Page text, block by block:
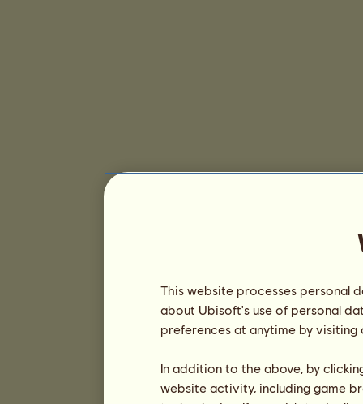
This website processes personal
about Ubisoft's use of personal
preferences at anytime by
In addition to the above, by
website activity, including game